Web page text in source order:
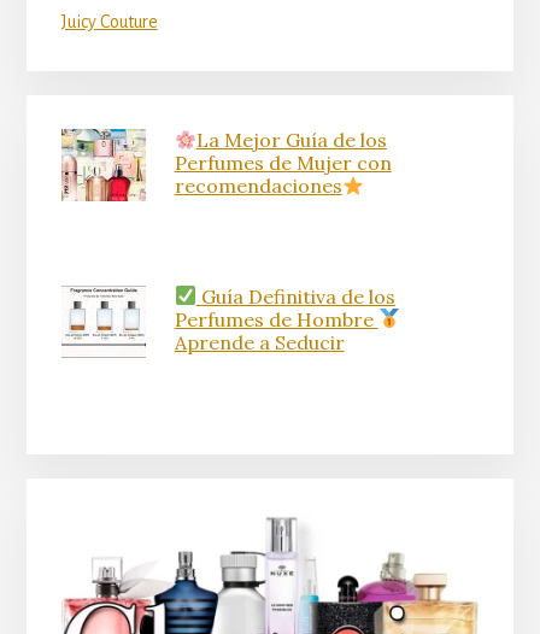
Juicy Couture
La Mejor Guía de los
Perfumes de Mujer con
recomendaciones
Guía Definitiva de los
Perfumes de Hombre
Aprende a Seducir